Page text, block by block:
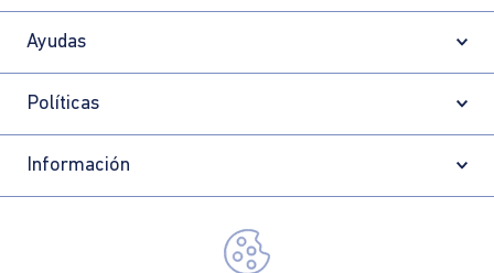
Ayudas
Políticas
Información